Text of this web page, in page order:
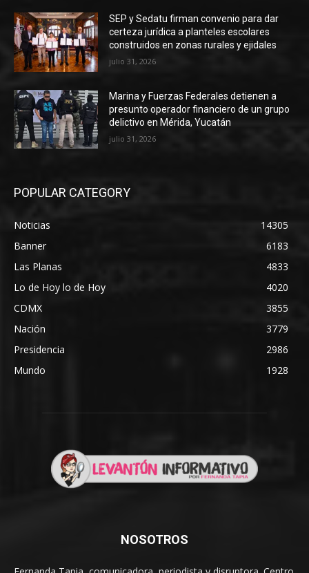
SEP y Sedatu firman convenio para dar
certeza jurídica a planteles escolares
construidos en zonas rurales y ejidales
julio 31, 2026
Marina y Fuerzas Federales detienen a
presunto operador financiero de un grupo
delictivo en Mérida, Yucatán
julio 31, 2026
POPULAR CATEGORY
Noticias
14305
Banner
6183
Las Planas
4833
Lo de Hoy lo de Hoy
4020
CDMX
3855
Nación
3779
Presidencia
2986
Mundo
1928
NOSOTROS